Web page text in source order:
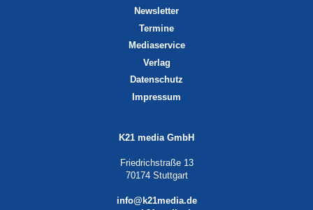
Newsletter
Termine
Mediaservice
Verlag
Datenschutz
Impressum
K21 media GmbH
Friedrichstraße 13
70174 Stuttgart
info@k21media.de